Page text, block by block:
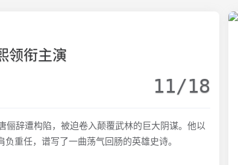
领衔主演
11/18
辞遭构陷，被迫卷入颠覆武林的巨大阴谋。他以
重任，谱写了一曲荡气回肠的英雄史诗。